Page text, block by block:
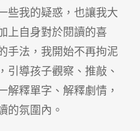
些我的疑惑，也讓我大
上自身對於閱讀的喜
手法，我開始不再拘泥
引導孩子觀察、推敲、
解釋單字、解釋劇情，
的氛圍內。